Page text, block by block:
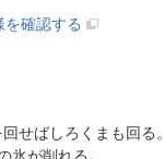
を確認する
せばしろくまも回る。